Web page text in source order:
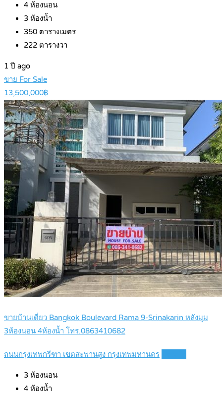
4 ห้องนอน
3 ห้องน้ำ
350 ตารางเมตร
222 ตารางวา
1 ปี ago
ขาย For Sale
13,500,000฿
ขายบ้านเดี่ยว Bangkok Boulevard Rama 9-Srinakarin หลังมุม
3ห้องนอน 4ห้องน้ำ โทร.0863410682
ถนนกรุงเทพกรีฑา เขตสะพานสูง กรุงเทพมหานคร
3 ห้องนอน
4 ห้องน้ำ